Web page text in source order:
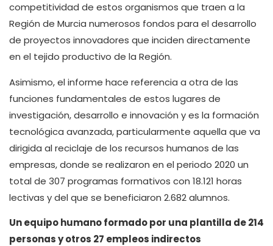
competitividad de estos organismos que traen a la
Región de Murcia numerosos fondos para el desarrollo
de proyectos innovadores que inciden directamente
en el tejido productivo de la Región.
Asimismo, el informe hace referencia a otra de las
funciones fundamentales de estos lugares de
investigación, desarrollo e innovación y es la formación
tecnológica avanzada, particularmente aquella que va
dirigida al reciclaje de los recursos humanos de las
empresas, donde se realizaron en el periodo 2020 un
total de 307 programas formativos con 18.121 horas
lectivas y del que se beneficiaron 2.682 alumnos.
Un equipo humano formado por una plantilla de 214
personas y otros 27 empleos indirectos